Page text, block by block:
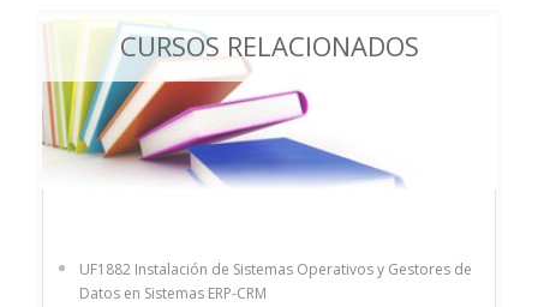
CURSOS RELACIONADOS
UF1882 Instalación de Sistemas Operativos y Gestores de
Datos en Sistemas ERP-CRM